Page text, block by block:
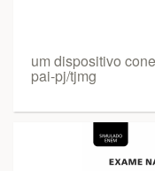
um dispositivo
pai-pj/tjmg